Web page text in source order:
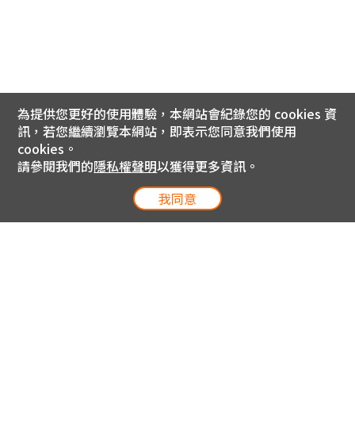
為提供您更好的使用體驗，本網站會紀錄您的 cookies 資
訊，若您繼續瀏覽本網站，即表示您同意我們使用
cookies。
請參閱我們的隱私權聲明以獲得更多資訊。
我同意